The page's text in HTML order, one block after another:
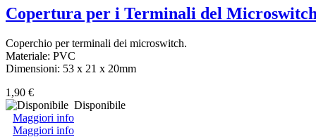
Copertura per i Terminali del
Coperchio per terminali dei microswitch.
Materiale: PVC
Dimensioni: 53 x 21 x 20mm
1,90 €
Disponibile
Maggiori info
Maggiori info